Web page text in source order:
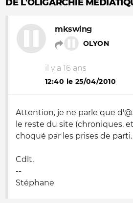
DE L'OLIGARCHIE
mkswing
OLYON
il y a 16 ans
12:40 le 25/04/2010
Attention, je ne parle que
le reste du site (chroniques,
choqué par les prises de parti.
Cdlt,
--
Stéphane